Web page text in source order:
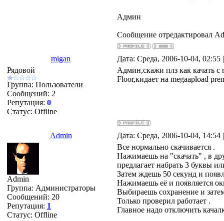
Админ
Сообщение отредактировал
migan
Дата: Среда, 2006-10-04,
Рядовой
Группа: Пользователи
Сообщений: 2
Репутация: 0
Статус: Offline
Админ,скажи плз как качать с
Floor,кидает на megaapload
Admin Дата: Среда, 2006-10-04,
Admin
Группа: Администраторы
Сообщений: 20
Репутация: 1
Статус: Offline
Все нормально скачивается .
Нажимаешь на "скачать" , в
предлагает набрать 3 буквы
Затем ждешь 50 секунд и
Нажимаешь её и появляется
Выбираешь сохранение и
Только проверил работает .
Главное надо отключить